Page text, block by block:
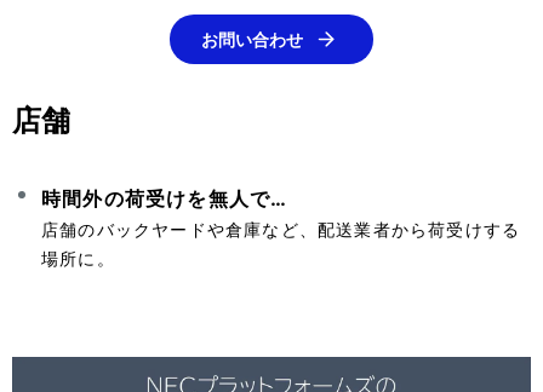
お問い合わせ
店舗
時間外の荷受けを無人で…
店舗のバックヤードや倉庫など、配送業者から荷受けする
場所に。